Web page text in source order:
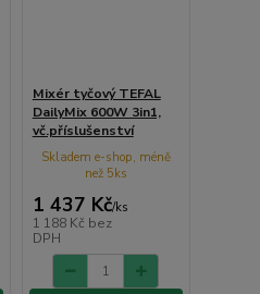
Mixér tyčový TEFAL
DailyMix 600W 3in1,
vč.příslušenství
1 437 Kč/ks
1 188 Kč bez
DPH
Skladem e-shop, méně
než 5ks